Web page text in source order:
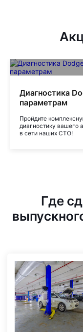
Диагностика
параметрам
Пройдите
диагностику вашего
в сети наших СТО!
Где